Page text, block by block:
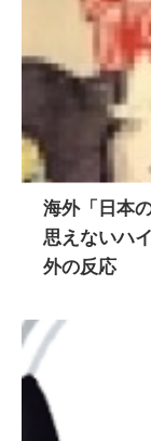
海外「日本
思えないハ
外の反応